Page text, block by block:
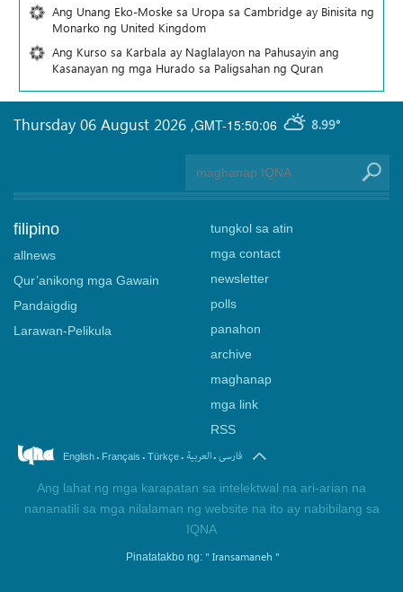
Ang Unang Eko-Moske sa Uropa sa Cambridge ay Binisita ng
Monarko ng United Kingdom
Ang Kurso sa Karbala ay Naglalayon na Pahusayin ang
Kasanayan ng mga Hurado sa Paligsahan ng Quran
GMT-15:50:06 8.99°
Thursday 06 August 2026 ,
filipino
allnews
Qur’anikong mga Gawain
Pandaigdig
Larawan-Pelikula
tungkol sa atin
mga contact
newsletter
polls
panahon
archive
maghanap
mga link
RSS
English. Français . Türkçe. العربیة.فارسی
Ang lahat ng mga karapatan sa intelektwal na ari-arian na
nananatili sa mga nilalaman ng website na ito ay nabibilang sa
IQNA
Pinatatakbo ng: " Iransamaneh "